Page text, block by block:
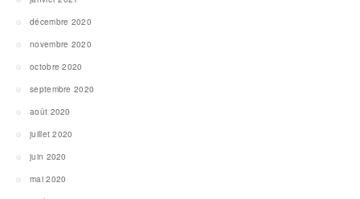
décembre 2020
novembre 2020
octobre 2020
septembre 2020
août 2020
juillet 2020
juin 2020
mai 2020